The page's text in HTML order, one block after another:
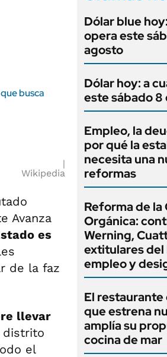
busca
Wikipedia
Avanza
es
de la faz
llevar
distrito
el
Dólar blue
opera este
agosto
Dólar hoy: a
este sábado 8
Empleo, la
por qué la
necesita una
reformas
Reforma de la
Orgánica:
Werning,
extitulares del
empleo y
El
que estrena
amplía su
cocina de mar